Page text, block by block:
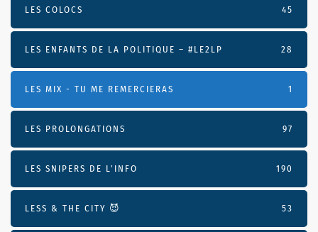
LES COLOCS 45
LES ENFANTS DE LA POLITIQUE – #LE2LP 28
LES MIX - TU ME REMERCIERAS 1
LES PROLONGATIONS 97
LES SNIPERS DE L’INFO 190
LESS & THE CITY 😈 53